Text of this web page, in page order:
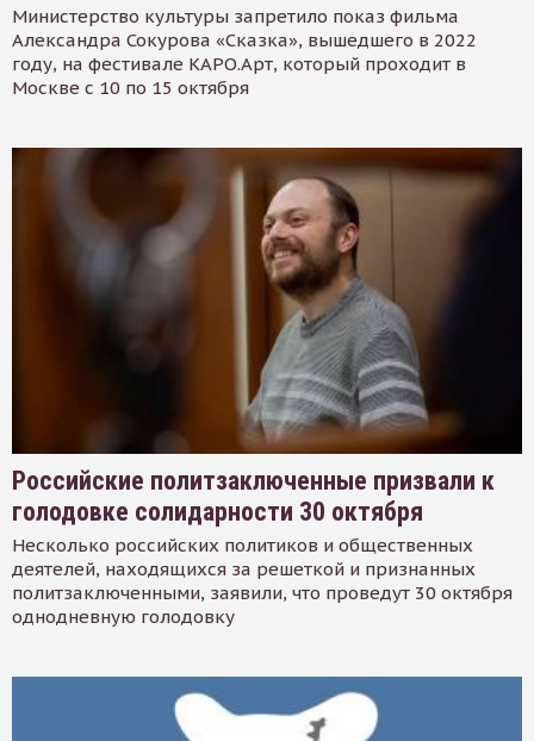
Министерство культуры запретило показ фильма
Александра Сокурова «Сказка», вышедшего в 2022
году, на фестивале КАРО.Арт, который проходит в
Москве с 10 по 15 октября
Российские политзаключенные призвали к
голодовке солидарности 30 октября
Несколько российских политиков и общественных
деятелей, находящихся за решеткой и признанных
политзаключенными, заявили, что проведут 30 октября
однодневную голодовку